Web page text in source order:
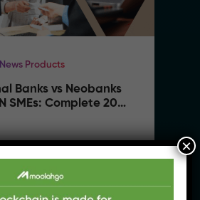
Products
Banks vs Neobanks
SMEs: Complete 2026
2026 ×